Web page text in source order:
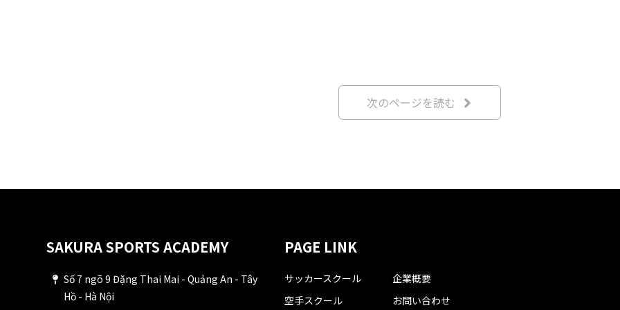
次のページを読む
SAKURA SPORTS ACADEMY
Số 7 ngõ 9 Đặng Thai Mai - Quảng An - Tây
Hồ - Hà Nội
PAGE LINK
サッカースクール
空手スクール
企業概要
お問い合わせ